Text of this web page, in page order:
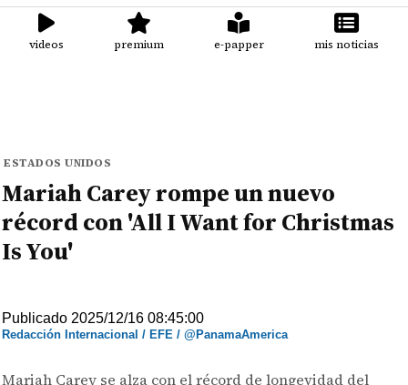
videos premium e-papper mis noticias
ESTADOS UNIDOS
Mariah Carey rompe un nuevo
récord con 'All I Want for Christmas
Is You'
Publicado 2025/12/16 08:45:00
Redacción Internacional / EFE / @PanamaAmerica
Mariah Carey se alza con el récord de longevidad del